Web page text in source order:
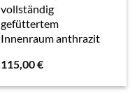
vollständig
gefüttertem
Innenraum anthrazit
115,00€